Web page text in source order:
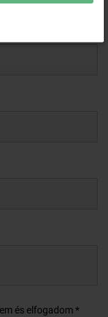
és elfogadom *